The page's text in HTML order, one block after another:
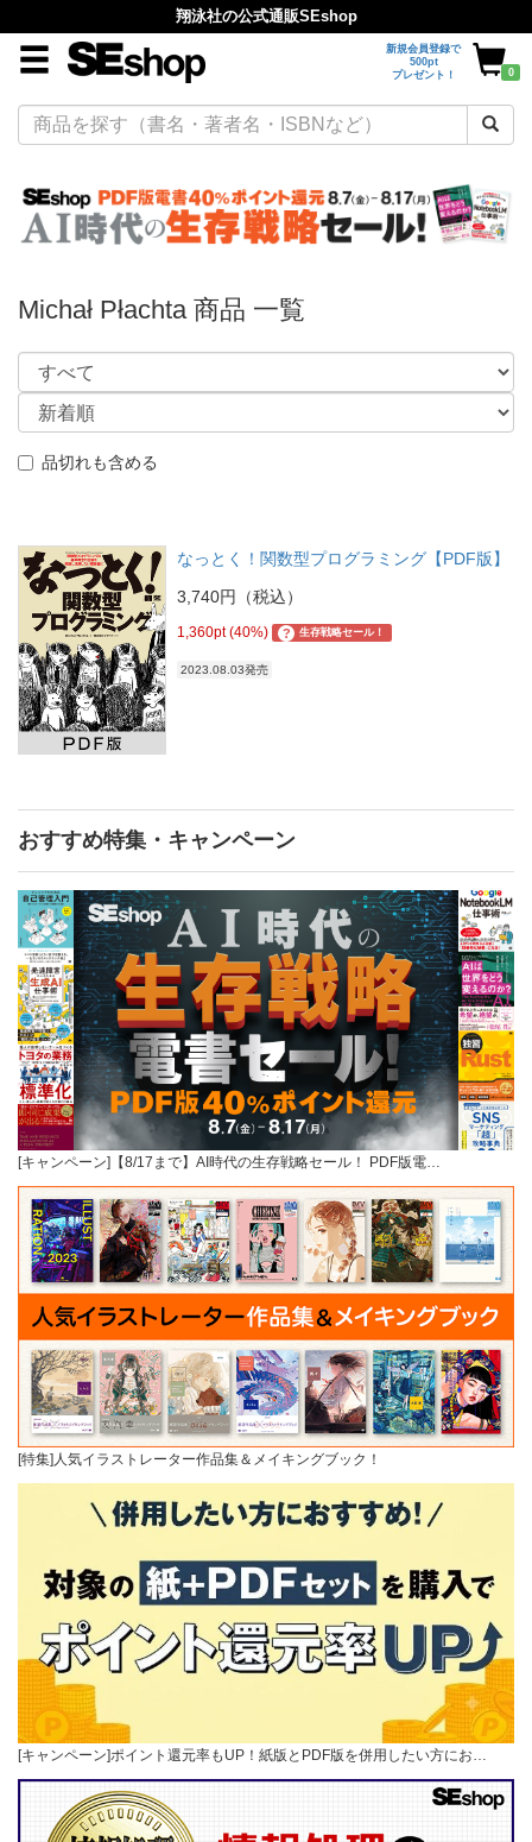
翔泳社の公式通販SEshop
新規会員登録で
500pt
プレゼント！
0
Michał Płachta 商品 一覧
品切れも含める
なっとく！関数型プログラミング【PDF版】
3,740円（税込）
1,360pt (40%) ? 生存戦略セール！
2023.08.03発売
おすすめ特集・キャンペーン
[キャンペーン]【8/17まで】AI時代の生存戦略セール！ PDF版電…
[特集]人気イラストレーター作品集＆メイキングブック！
[キャンペーン]ポイント還元率もUP！紙版とPDF版を併用したい方にお…